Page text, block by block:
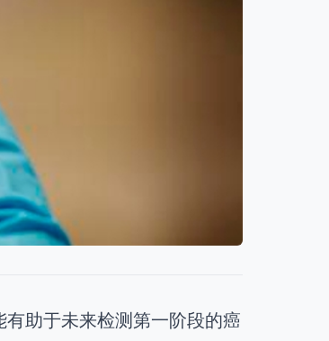
助于未来检测第一阶段的癌